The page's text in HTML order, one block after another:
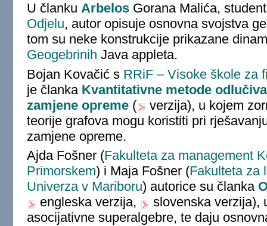
U članku ArbelosGorana Malića,
Odjelu, autor opisuje osnovna svojstva
tom su neke konstrukcije prikazane
Geogebrinih Java appleta.
Bojan Kovačić s RRiF – Visoke škole za
je članka Kvantitativne metode
zamjene opreme(
verzija), u kojem
teorije grafova mogu koristiti pri
zamjene opreme.
Ajda Fošner (Fakulteta za management
Primorskem) i Maja Fošner (Fakulteta za
Univerza v Mariboru) autorice su članka
engleska verzija,
slovenska verzija),
asocijativne superalgebre, te daju